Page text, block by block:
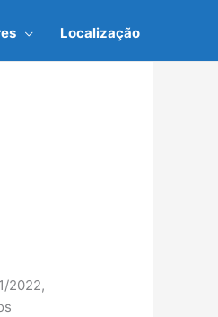
Localização
2022,